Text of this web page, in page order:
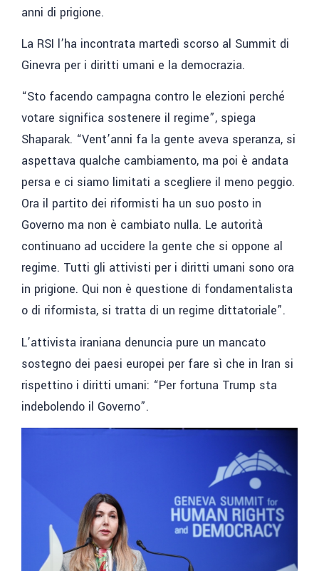
anni di prigione.
La RSI l’ha incontrata martedì scorso al Summit di
Ginevra per i diritti umani e la democrazia.
“Sto facendo campagna contro le elezioni perché
votare significa sostenere il regime”, spiega
Shaparak. “Vent’anni fa la gente aveva speranza, si
aspettava qualche cambiamento, ma poi è andata
persa e ci siamo limitati a scegliere il meno peggio.
Ora il partito dei riformisti ha un suo posto in
Governo ma non è cambiato nulla. Le autorità
continuano ad uccidere la gente che si oppone al
regime. Tutti gli attivisti per i diritti umani sono ora
in prigione. Qui non è questione di fondamentalista
o di riformista, si tratta di un regime dittatoriale”.
L’attivista iraniana denuncia pure un mancato
sostegno dei paesi europei per fare sì che in Iran si
rispettino i diritti umani: “Per fortuna Trump sta
indebolendo il Governo”.